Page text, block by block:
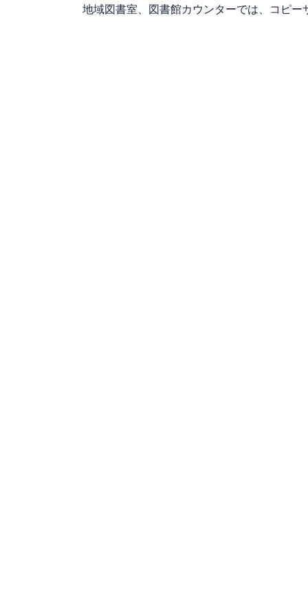
地域図書室、図書館カウンターでは、コピー